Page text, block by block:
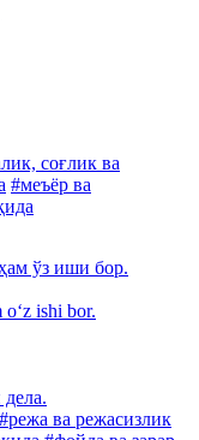
соғлик ва
#меъёр ва
ўз иши бор.
ishi bor.
#режа ва режасизлик